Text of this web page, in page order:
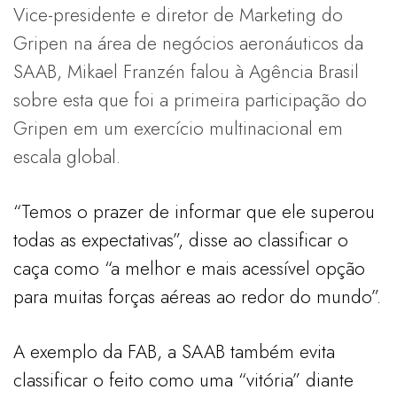
Vice-presidente e diretor de Marketing do
Gripen na área de negócios aeronáuticos da
SAAB, Mikael Franzén falou à Agência Brasil
sobre esta que foi a primeira participação do
Gripen em um exercício multinacional em
escala global.
“Temos o prazer de informar que ele superou
todas as expectativas”, disse ao classificar o
caça como “a melhor e mais acessível opção
para muitas forças aéreas ao redor do mundo”.
A exemplo da FAB, a SAAB também evita
classificar o feito como uma “vitória” diante